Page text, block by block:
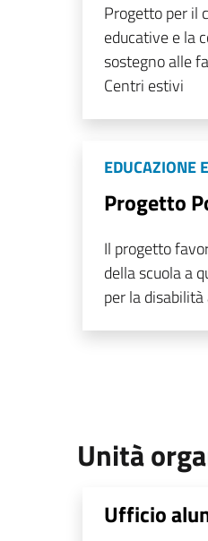
Progetto per il
educative e la
sostegno alle
Centri estivi
EDUCAZIONE
Progetto
Il progetto
della scuola a
per la
Unità
Ufficio